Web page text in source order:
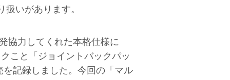
いがあります。
協力してくれた本格仕様に
こと「ジョイントバックパッ
記録しました。今回の「マル